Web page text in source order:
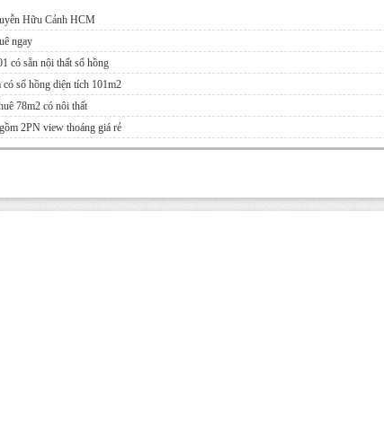
Hữu Cảnh HCM
ngay
có sẵn nội thất sổ hồng
sổ hồng diện tích 101m2
78m2 có nôi thất
2PN view thoáng giá rẻ